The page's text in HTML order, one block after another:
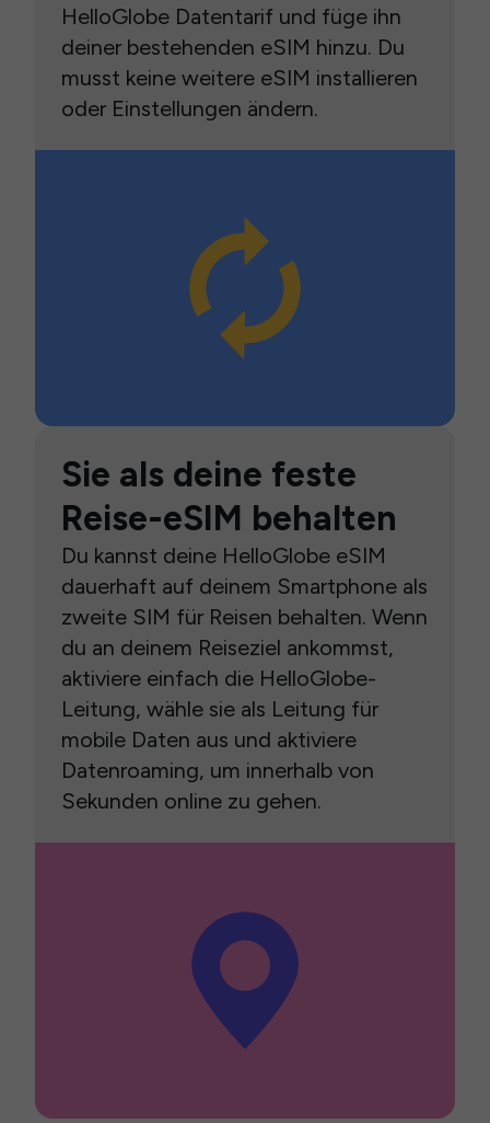
HelloGlobe Datentarif und füge ihn
deiner bestehenden eSIM hinzu. Du
musst keine weitere eSIM installieren
oder Einstellungen ändern.
Sie als deine feste
Reise-eSIM behalten
Du kannst deine HelloGlobe eSIM
dauerhaft auf deinem Smartphone als
zweite SIM für Reisen behalten. Wenn
du an deinem Reiseziel ankommst,
aktiviere einfach die HelloGlobe-
Leitung, wähle sie als Leitung für
mobile Daten aus und aktiviere
Datenroaming, um innerhalb von
Sekunden online zu gehen.